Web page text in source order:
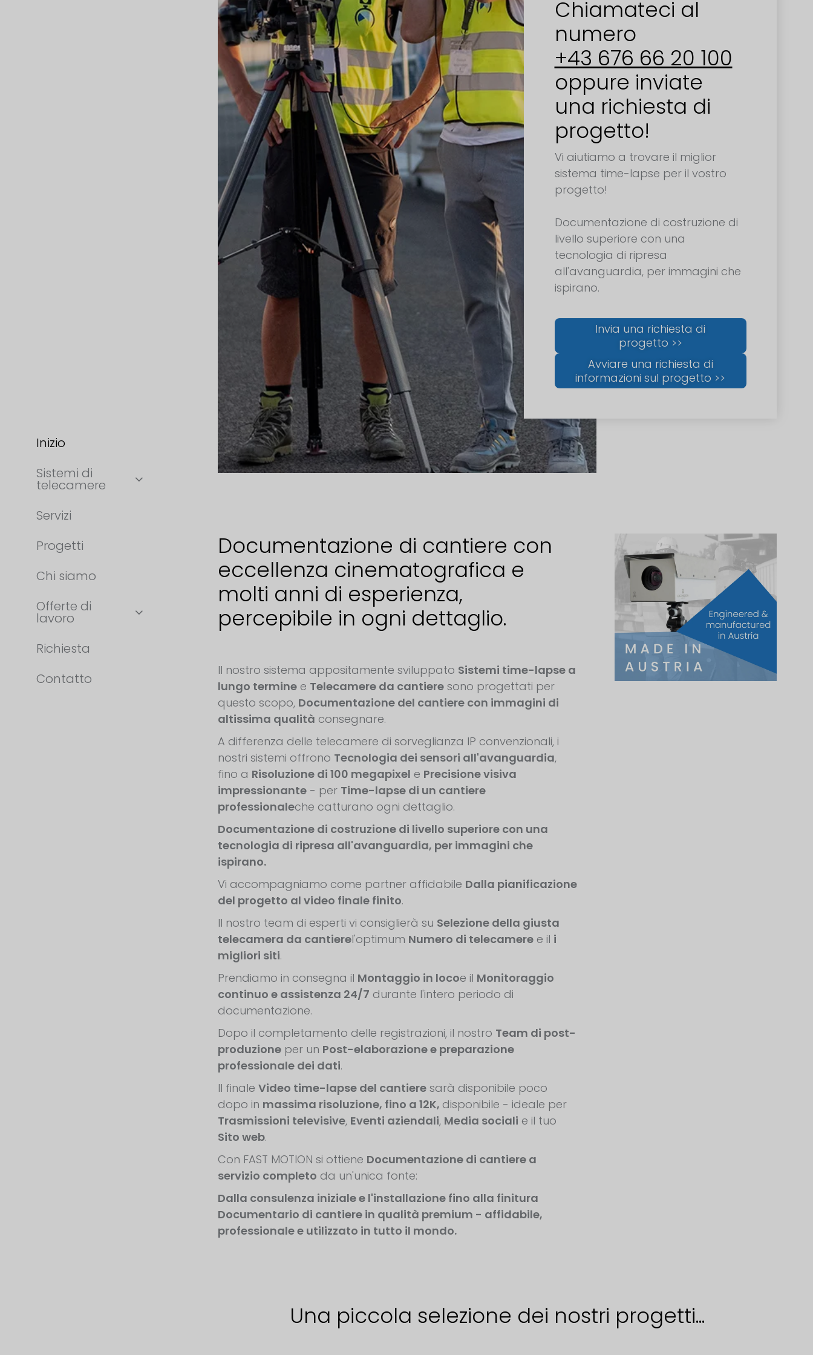
Chiamateci al
numero
+43 676 66 20 100
oppure inviate
una richiesta di
progetto!
Vi aiutiamo a trovare il miglior
sistema time-lapse per il vostro
progetto!
Documentazione di costruzione di
livello superiore con una
tecnologia di ripresa
all'avanguardia, per immagini che
ispirano.
Invia una richiesta di
progetto >>
Avviare una richiesta di
informazioni sul progetto >>
Documentazione di cantiere con
eccellenza cinematografica e
molti anni di esperienza,
percepibile in ogni dettaglio.
Il nostro sistema appositamente sviluppato Sistemi time-lapse a
lungo termine e Telecamere da cantiere sono progettati per
questo scopo, Documentazione del cantiere con immagini di
altissima qualità consegnare.
A differenza delle telecamere di sorveglianza IP convenzionali, i
nostri sistemi offrono Tecnologia dei sensori all'avanguardia,
fino a Risoluzione di 100 megapixel e Precisione visiva
impressionante - per Time-lapse di un cantiere
professionaleche catturano ogni dettaglio.
Documentazione di costruzione di livello superiore con una
tecnologia di ripresa all'avanguardia, per immagini che
ispirano.
Vi accompagniamo come partner affidabile Dalla pianificazione
del progetto al video finale finito.
Il nostro team di esperti vi consiglierà su Selezione della giusta
telecamera da cantierel'optimum Numero di telecamere e il i
migliori siti.
Prendiamo in consegna il Montaggio in locoe il Monitoraggio
continuo e assistenza 24/7 durante l'intero periodo di
documentazione.
Dopo il completamento delle registrazioni, il nostro Team di post-
produzione per un Post-elaborazione e preparazione
professionale dei dati.
Il finale Video time-lapse del cantiere sarà disponibile poco
dopo in massima risoluzione, fino a 12K, disponibile - ideale per
Trasmissioni televisive, Eventi aziendali, Media sociali e il tuo
Sito web.
Con FAST MOTION si ottiene Documentazione di cantiere a
servizio completo da un'unica fonte:
Dalla consulenza iniziale e l'installazione fino alla finitura
Documentario di cantiere in qualità premium - affidabile,
professionale e utilizzato in tutto il mondo.
Una piccola selezione dei nostri progetti...
Inizio
Sistemi di
telecamere
Servizi
Progetti
Chi siamo
Offerte di
lavoro
Richiesta
Contatto